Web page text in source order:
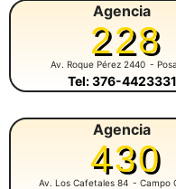
Agencia
228
Av. Roque Pérez 2440 -
Tel: 376-4423331
Agencia
430
Av. Los Cafetales 84 - Campo